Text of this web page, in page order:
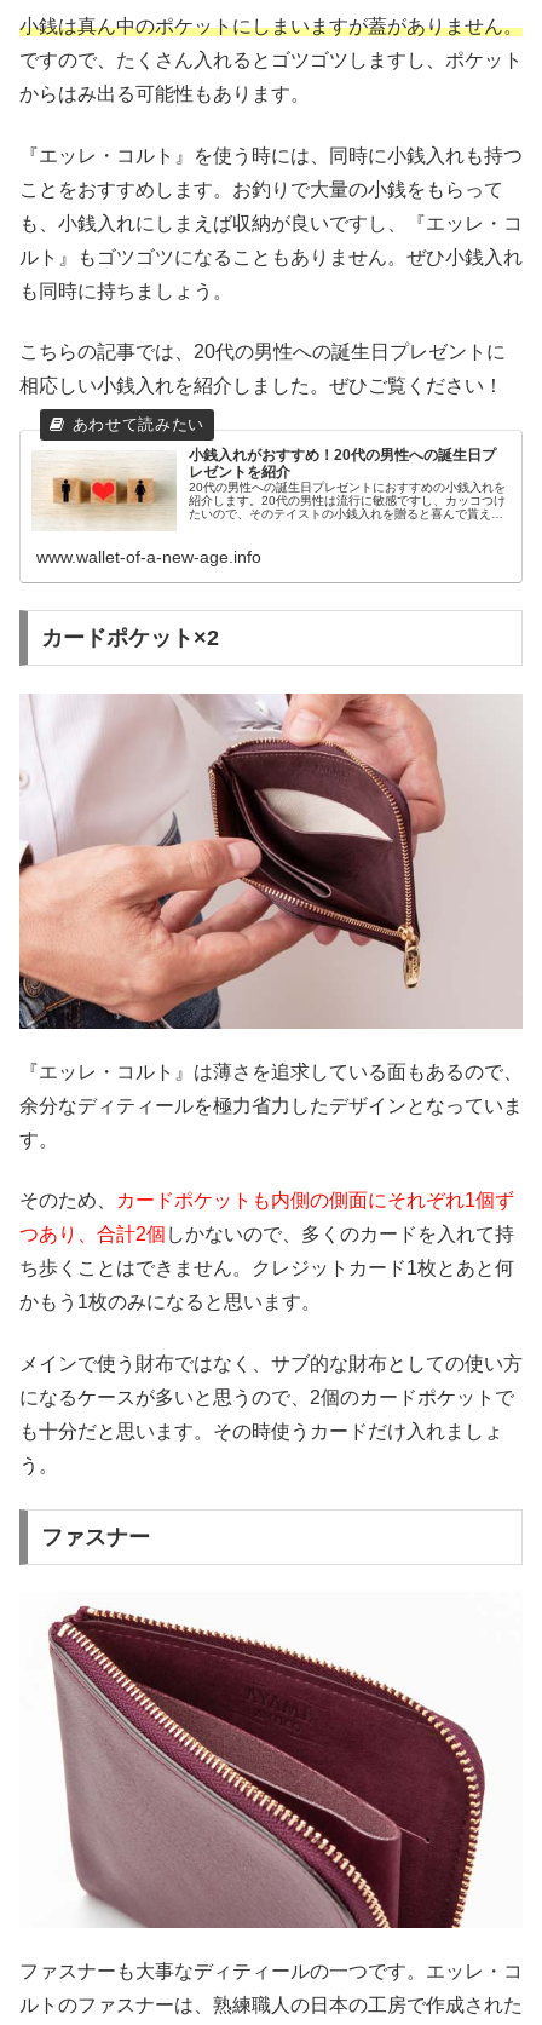
小銭は真ん中のポケットにしまいますが蓋がありません。
ですので、たくさん入れるとゴツゴツしますし、ポケット
からはみ出る可能性もあります。
『エッレ・コルト』を使う時には、同時に小銭入れも持つ
ことをおすすめします。お釣りで大量の小銭をもらって
も、小銭入れにしまえば収納が良いですし、『エッレ・コ
ルト』もゴツゴツになることもありません。ぜひ小銭入れ
も同時に持ちましょう。
こちらの記事では、20代の男性への誕生日プレゼントに
相応しい小銭入れを紹介しました。ぜひご覧ください！
小銭入れがおすすめ！20代の男性への誕生日プ
レゼントを紹介
20代の男性への誕生日プレゼントにおすすめの小銭入れを
紹介します。20代の男性は流行に敏感ですし、カッコつけ
たいので、そのテイストの小銭入れを贈ると喜んで貰えま
www.wallet-of-a-new-age.info
カードポケット×2
『エッレ・コルト』は薄さを追求している面もあるので、
余分なディティールを極力省力したデザインとなっていま
す。
そのため、
カードポケットも内側の側面にそれぞれ1個ず
つあり、合計2個 しかないので、多くのカードを入れて持
ち歩くことはできません。クレジットカード1枚とあと何
かもう1枚のみになると思います。
メインで使う財布ではなく、サブ的な財布としての使い方
になるケースが多いと思うので、2個のカードポケットで
も十分だと思います。その時使うカードだけ入れましょ
う。
ファスナー
ファスナーも大事なディティールの一つです。エッレ・コ
ルトのファスナーは、熟練職人の日本の工房で作成された